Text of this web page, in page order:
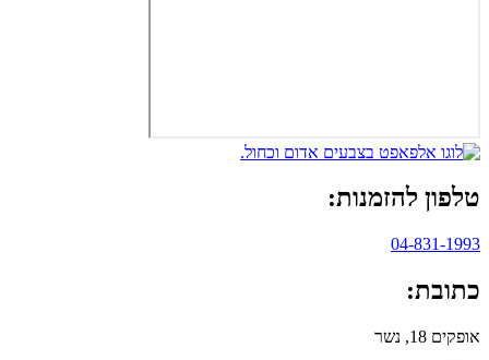
טלפון להזמנות:
04-831-1993
כתובת:
אופקים 18, נשר